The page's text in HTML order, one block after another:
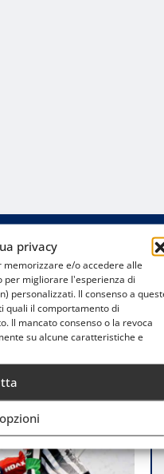
privacy
e/o accedere alle
per migliorare l'esperienza di
personalizzati. Il consenso a
quali il comportamento di
Il mancato consenso o la revoca
su alcune caratteristiche e
i risultati dell’ultima
di hockey